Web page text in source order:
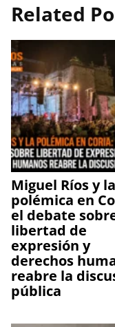
Related
Miguel Ríos y la
polémica en
el debate
libertad de
expresión y
derechos
reabre la
pública